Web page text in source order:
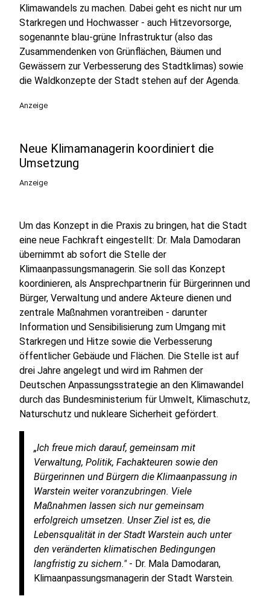
Klimawandels zu machen. Dabei geht es nicht nur um
Starkregen und Hochwasser - auch Hitzevorsorge,
sogenannte blau-grüne Infrastruktur (also das
Zusammendenken von Grünflächen, Bäumen und
Gewässern zur Verbesserung des Stadtklimas) sowie
die Waldkonzepte der Stadt stehen auf der Agenda.
Anzeige
Neue Klimamanagerin koordiniert die
Umsetzung
Anzeige
Um das Konzept in die Praxis zu bringen, hat die Stadt
eine neue Fachkraft eingestellt: Dr. Mala Damodaran
übernimmt ab sofort die Stelle der
Klimaanpassungsmanagerin. Sie soll das Konzept
koordinieren, als Ansprechpartnerin für Bürgerinnen und
Bürger, Verwaltung und andere Akteure dienen und
zentrale Maßnahmen vorantreiben - darunter
Information und Sensibilisierung zum Umgang mit
Starkregen und Hitze sowie die Verbesserung
öffentlicher Gebäude und Flächen. Die Stelle ist auf
drei Jahre angelegt und wird im Rahmen der
Deutschen Anpassungsstrategie an den Klimawandel
durch das Bundesministerium für Umwelt, Klimaschutz,
Naturschutz und nukleare Sicherheit gefördert.
„Ich freue mich darauf, gemeinsam mit
Verwaltung, Politik, Fachakteuren sowie den
Bürgerinnen und Bürgern die Klimaanpassung in
Warstein weiter voranzubringen. Viele
Maßnahmen lassen sich nur gemeinsam
erfolgreich umsetzen. Unser Ziel ist es, die
Lebensqualität in der Stadt Warstein auch unter
den veränderten klimatischen Bedingungen
langfristig zu sichern."- Dr. Mala Damodaran,
Klimaanpassungsmanagerin der Stadt Warstein.